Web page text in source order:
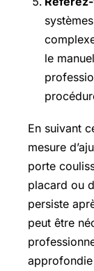
le
En suivant
mesure
porte
placard ou
persiste
peut être